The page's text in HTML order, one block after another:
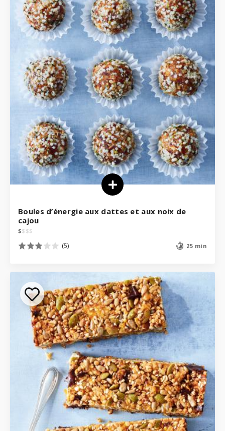
Boules d’énergie aux dattes et aux noix de
cajou
$$ $$
(5) 25 min